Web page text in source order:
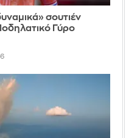
σουτιέν
Γύρο